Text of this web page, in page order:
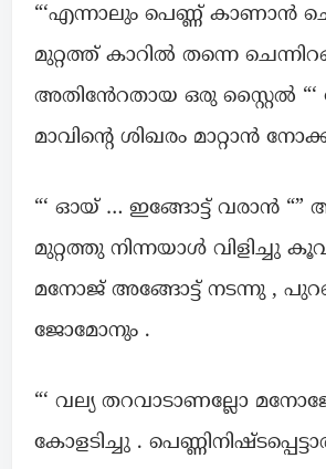
“‘എന്നാലും പെണ്ണ് കാണാൻ
മുറ്റത്ത് കാറിൽ തന്നെ
അതിൻേറതായ ഒരു സ്റ്റൈൽ
മാവിന്റെ ശിഖരം മാറ്റാൻ
“‘ ഓയ് … ഇങ്ങോട്ട് വരാൻ “”
മുറ്റത്തു നിന്നയാൾ വിളിച്ചു
മനോജ് അങ്ങോട്ട് നടന്നു ,
ജോമോനും .
“‘ വല്യ തറവാടാണല്ലോ
കോളടിച്ചു .